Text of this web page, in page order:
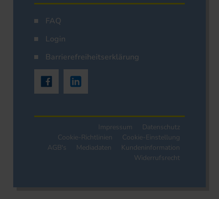
FAQ
Login
Barrierefreiheitserklärung
Impressum
Datenschutz
Cookie-Richtlinien
Cookie-Einstellung
AGB's
Mediadaten
Kundeninformation
Widerrufsrecht